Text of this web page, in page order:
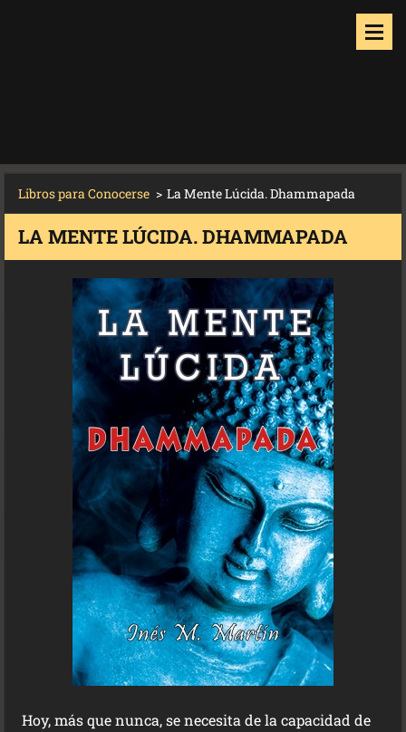
Libros para Conocerse > La Mente Lúcida. Dhammapada
LA MENTE LÚCIDA. DHAMMAPADA
Hoy, más que nunca, se necesita de la capacidad de